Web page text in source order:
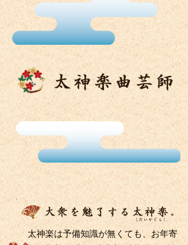
太神楽は予備知識が無くても、お年寄